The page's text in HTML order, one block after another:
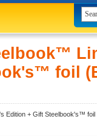
foil
Edition + Gift Steelbook's™